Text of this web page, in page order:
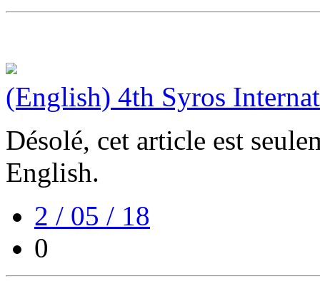
(English) 4th Syros
Désolé, cet article est
English.
2 / 05 / 18
0